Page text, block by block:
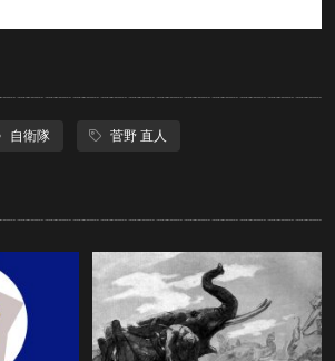
自衛隊 菅野 直人